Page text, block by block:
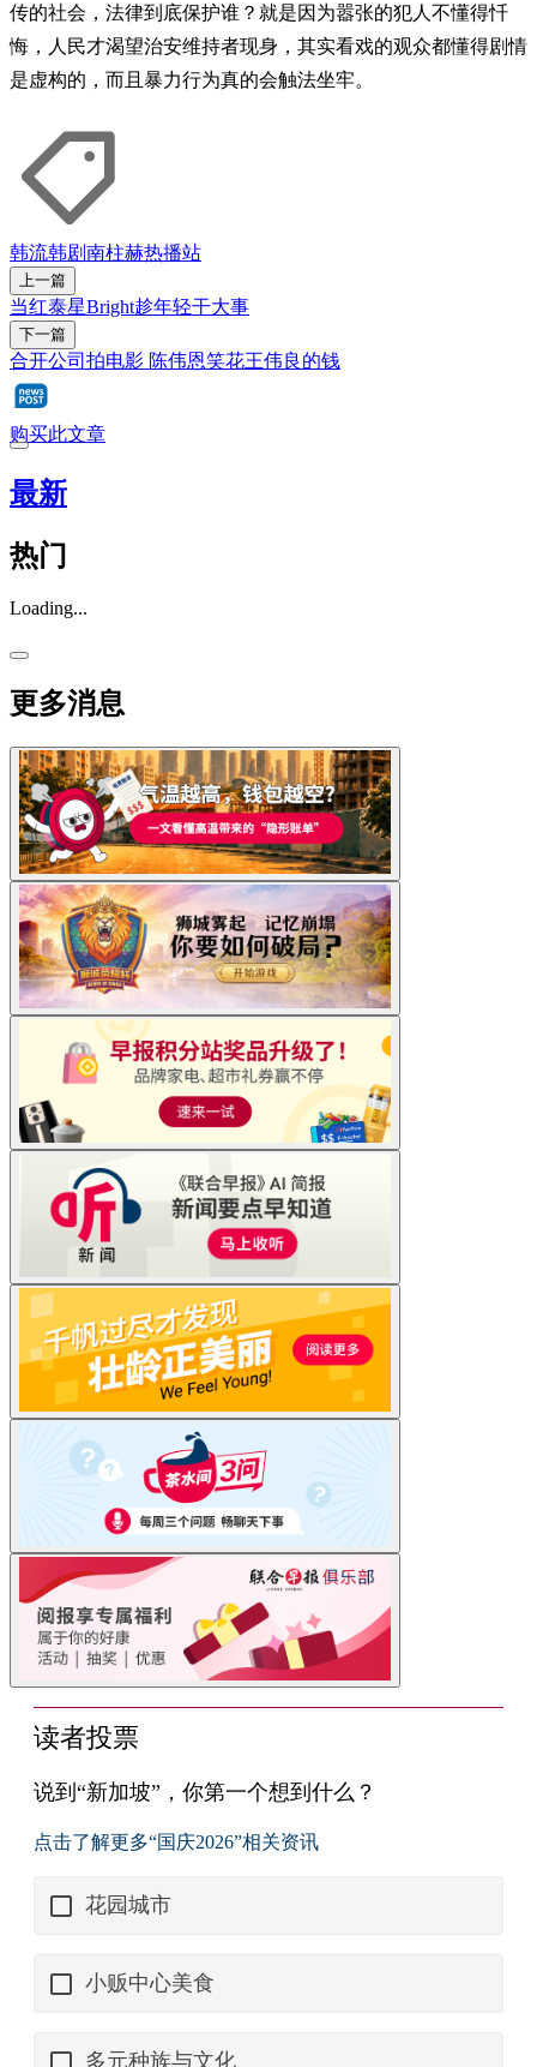
传的社会，法律到底保护谁？就是因为嚣张的犯人不懂得忏
悔，人民才渴望治安维持者现身，其实看戏的观众都懂得剧情
是虚构的，而且暴力行为真的会触法坐牢。
韩流韩剧南柱赫热播站
上一篇
当红泰星Bright趁年轻干大事
下一篇
合开公司拍电影 陈伟恩笑花王伟良的钱
购买此文章
最新
热门
Loading...
更多消息